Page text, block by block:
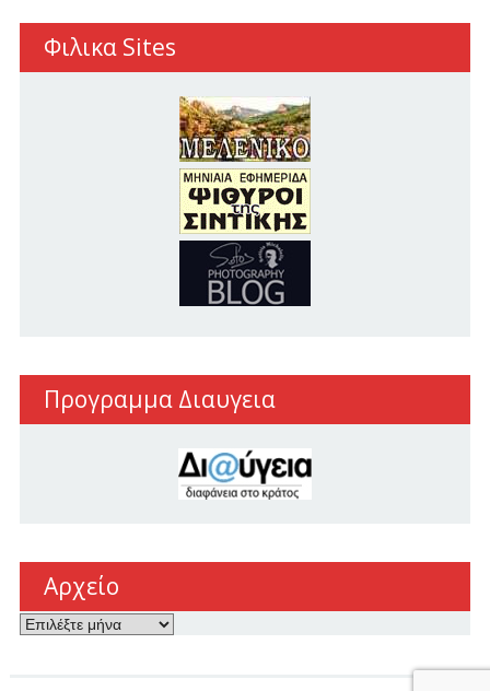
Φιλικα Sites
Προγραμμα Διαυγεια
Αρχείο
Αρχείο